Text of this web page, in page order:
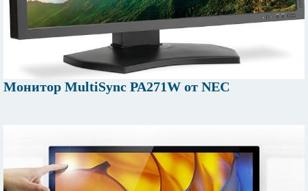
Монитор MultiSync PA271W от NEC